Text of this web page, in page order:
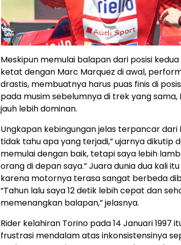
Meskipun memulai balapan dari posisi
ketat dengan Marc Marquez di awal,
drastis, membuatnya harus puas finis di
pada musim sebelumnya di trek yang
jauh lebih dominan.
Ungkapan kebingungan jelas terpancar dari
tidak tahu apa yang terjadi,” ujarnya dikutip
memulai dengan baik, tetapi saya lebih
orang di depan saya.” Juara dunia dua kali
karena motornya terasa sangat berbeda
“Tahun lalu saya 12 detik lebih cepat dan
memenangkan balapan,” jelasnya.
Rider kelahiran Torino pada 14 Januari 1997
frustrasi mendalam atas inkonsistensinya